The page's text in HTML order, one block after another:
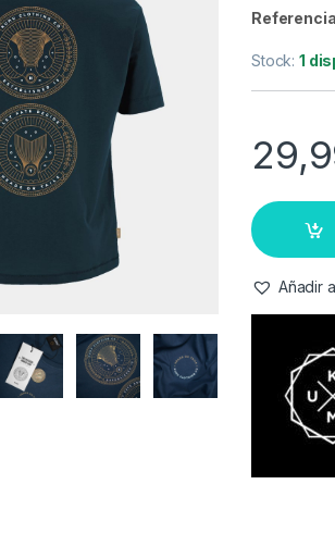
Inténtalo de nuevo.
Reintentar Stock:1
Añadir